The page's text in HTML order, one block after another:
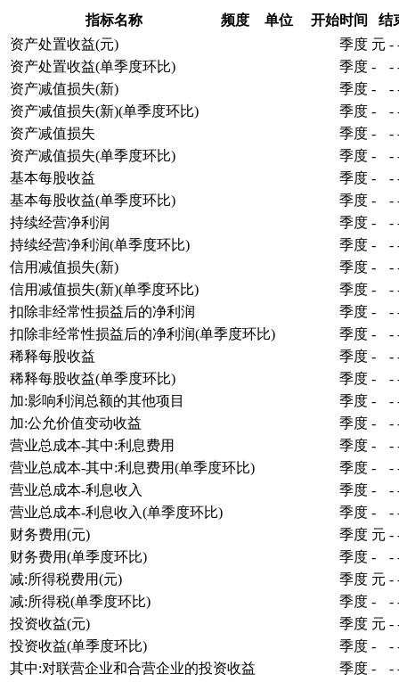
指标名称 频度 单位 开始时间
结
资产处置收益(元)
季度 元 -
资产处置收益(单季度环比)
季度 - -
资产减值损失(新)
季度 - -
资产减值损失(新)(单季度环比)
季度 - -
资产减值损失
季度 - -
资产减值损失(单季度环比)
季度 - -
基本每股收益
季度 - -
基本每股收益(单季度环比)
季度 - -
持续经营净利润
季度 - -
持续经营净利润(单季度环比)
季度 - -
信用减值损失(新)
季度 - -
信用减值损失(新)(单季度环比)
季度 - -
扣除非经常性损益后的净利润
季度 - -
扣除非经常性损益后的净利润(单季度环比)
季度 - -
稀释每股收益
季度 - -
稀释每股收益(单季度环比)
季度 - -
加:影响利润总额的其他项目
季度 - -
加:公允价值变动收益
季度 - -
营业总成本-其中:利息费用
季度 - -
营业总成本-其中:利息费用(单季度环比)
季度 - -
营业总成本-利息收入
季度 - -
营业总成本-利息收入(单季度环比)
季度 - -
财务费用(元)
季度 元 -
财务费用(单季度环比)
季度 - -
减:所得税费用(元)
季度 元 -
减:所得税(单季度环比)
季度 - -
投资收益(元)
季度 元 -
投资收益(单季度环比)
季度 - -
其中:对联营企业和合营企业的投资收益
季度 - -